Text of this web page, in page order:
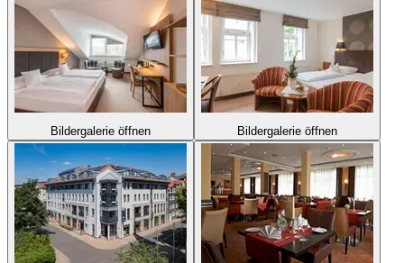
Bildergalerie öffnen Bildergalerie öffnen